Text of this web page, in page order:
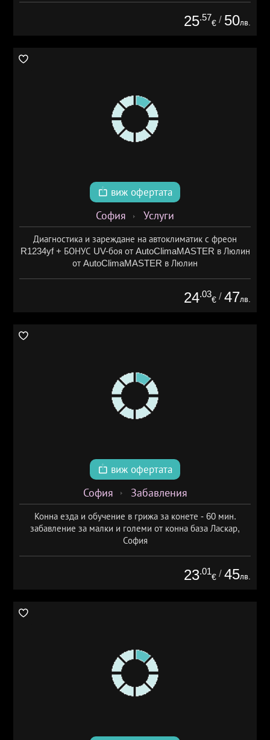
25.57
€ / 50лв.
виж офертата
София Услуги
Диагностика и зареждане на автоклиматик с фреон
R1234yf + БОНУС UV-боя от AutoClimaMASTER в Люлин
от AutoClimaMASTER в Люлин
24.03
€ / 47лв.
виж офертата
София Забавления
Конна езда и обучение в грижа за конете - 60 мин.
забавление за малки и големи от конна база Ласкар,
София
23.01
€ / 45лв.